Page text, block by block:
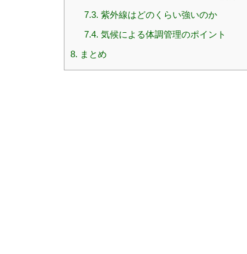
7.3. 紫外線はどのくらい強いのか
7.4. 気候による体調管理のポイント
8. まとめ